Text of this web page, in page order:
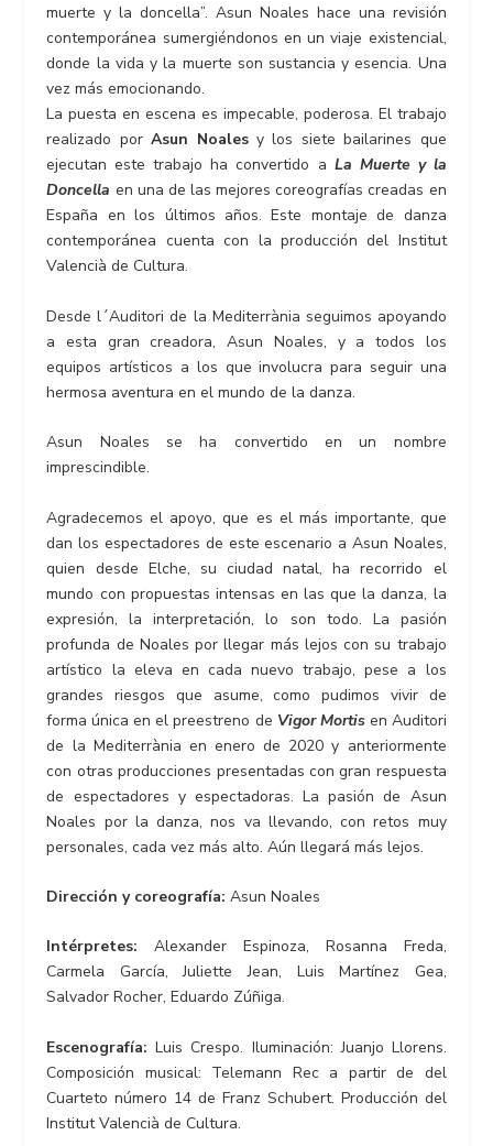
muerte y la doncella”. Asun Noales hace una revisión
contemporánea sumergiéndonos en un viaje existencial,
donde la vida y la muerte son sustancia y esencia. Una
vez más emocionando.
La puesta en escena es impecable, poderosa. El trabajo
realizado porAsun Noalesy los siete bailarines que
ejecutan este trabajo ha convertido a La Muerte y la
Doncella en una de las mejores coreografías creadas en
España en los últimos años. Este montaje de danza
contemporánea cuenta con la producción del Institut
Valencià de Cultura.
Desde l´Auditori de la Mediterrània seguimos apoyando
a esta gran creadora, Asun Noales, y a todos los
equipos artísticos a los que involucra para seguir una
hermosa aventura en el mundo de la danza.
Asun Noales se ha convertido en un nombre
imprescindible.
Agradecemos el apoyo, que es el más importante, que
dan los espectadores de este escenario a Asun Noales,
quien desde Elche, su ciudad natal, ha recorrido el
mundo con propuestas intensas en las que la danza, la
expresión, la interpretación, lo son todo. La pasión
profunda de Noales por llegar más lejos con su trabajo
artístico la eleva en cada nuevo trabajo, pese a los
grandes riesgos que asume, como pudimos vivir de
forma única en el preestreno de Vigor Mortis en Auditori
de la Mediterrània en enero de 2020 y anteriormente
con otras producciones presentadas con gran respuesta
de espectadores y espectadoras. La pasión de Asun
Noales por la danza, nos va llevando, con retos muy
personales, cada vez más alto. Aún llegará más lejos.
Dirección y coreografía: Asun Noales
Intérpretes:Alexander Espinoza, Rosanna Freda,
Carmela García, Juliette Jean, Luis Martínez Gea,
Salvador Rocher, Eduardo Zúñiga.
Escenografía: Luis Crespo. Iluminación: Juanjo Llorens.
Composición musical: Telemann Rec a partir de del
Cuarteto número 14 de Franz Schubert. Producción del
Institut Valencià de Cultura.